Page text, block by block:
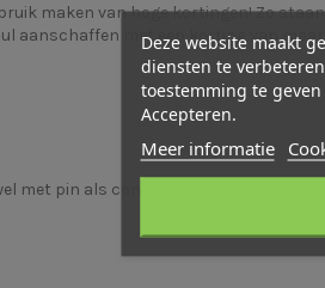
maken van hoge kortingen! Zo
aanschaffen met een korting van
met pin als contant en iedereen is
Deze website maakt
diensten te
toestemming te
Accepteren.
Meer informatie